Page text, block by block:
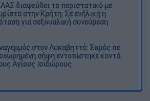
διαψεύδει το περιστατικό με
στην Κρήτη: Σε ενήλικη η
για σεξουαλική συνεύρεση
στον Λυκαβηττό: Σορός σε
σήψη εντοπίστηκε κοντά
Αγίους Ισιδώρους